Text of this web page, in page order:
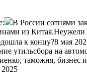
В России сотнями
из Китая.Неужели
к концу?8 мая
утильсбора на
таможня, бизнес
2025